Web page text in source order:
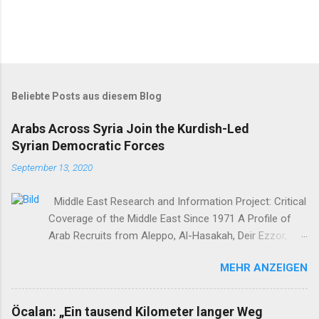
Beliebte Posts aus diesem Blog
Arabs Across Syria Join the Kurdish-Led
Syrian Democratic Forces
September 13, 2020
Middle East Research and Information Project: Critical
Coverage of the Middle East Since 1971 A Profile of
Arab Recruits from Aleppo, Al-Hasakah, Deir Ezzor,
Austin Holmes In: 295 (Summer 2020) I n 2012, as the
so-called Arab Spring protests in Damascus and
elsewhere in Syria descended into a brutal civil war,
MEHR ANZEIGEN
Öcalan: „Ein tausend Kilometer langer Weg